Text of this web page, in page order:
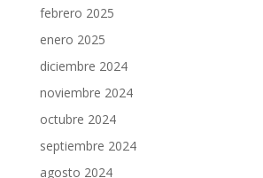
febrero 2025
enero 2025
diciembre 2024
noviembre 2024
octubre 2024
septiembre 2024
agosto 2024